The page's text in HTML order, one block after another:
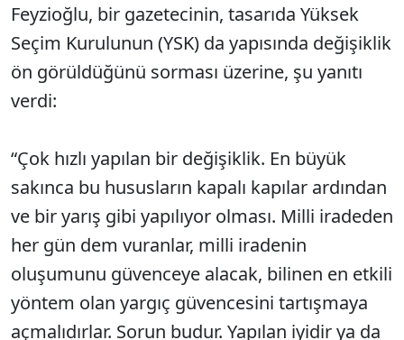
Feyzioğlu, bir gazetecinin, tasarıda Yüksek
Seçim Kurulunun (YSK) da yapısında değişiklik
ön görüldüğünü sorması üzerine, şu yanıtı
verdi:
“Çok hızlı yapılan bir değişiklik. En büyük
sakınca bu hususların kapalı kapılar ardından
ve bir yarış gibi yapılıyor olması. Milli iradeden
her gün dem vuranlar, milli iradenin
oluşumunu güvenceye alacak, bilinen en etkili
yöntem olan yargıç güvencesini tartışmaya
açmalıdırlar. Sorun budur. Yapılan iyidir ya da